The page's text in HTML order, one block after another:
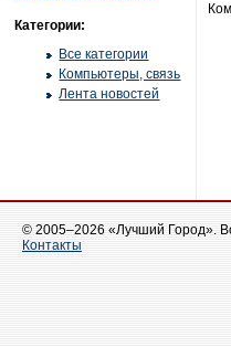
Категории:
Все категории
Компьютеры, связь
Лента новостей
© 2005–2026 «Лучший Город».
Контакты